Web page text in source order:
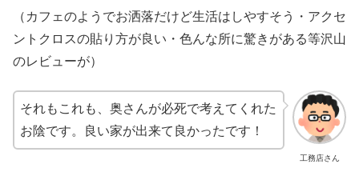
（カフェのようでお洒落だけど生活はしやすそう・アクセ
ントクロスの貼り方が良い・色んな所に驚きがある等沢山
のレビューが）
工務店さん
それもこれも、奥さんが必死で考えてくれた
お陰です。良い家が出来て良かったです！